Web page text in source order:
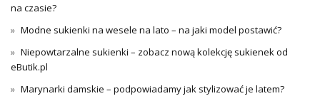
na czasie?
Modne sukienki na wesele na lato – na jaki model postawić?
Niepowtarzalne sukienki – zobacz nową kolekcję sukienek od
eButik.pl
Marynarki damskie – podpowiadamy jak stylizować je latem?